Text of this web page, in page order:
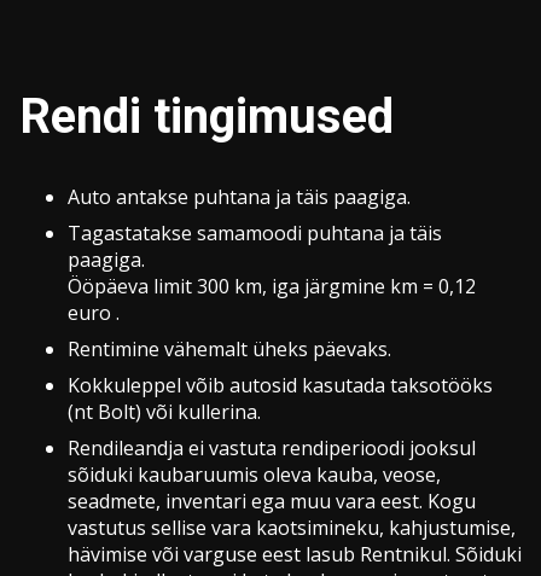
Rendi tingimused
Auto antakse puhtana ja täis paagiga.
Tagastatakse samamoodi puhtana ja täis
paagiga.
Ööpäeva limit 300 km, iga järgmine km = 0,12
euro .
Rentimine vähemalt üheks päevaks.
Kokkuleppel võib autosid kasutada taksotööks
(nt Bolt) või kullerina.
Rendileandja ei vastuta rendiperioodi jooksul
sõiduki kaubaruumis oleva kauba, veose,
seadmete, inventari ega muu vara eest. Kogu
vastutus sellise vara kaotsimineku, kahjustumise,
hävimise või varguse eest lasub Rentnikul. Sõiduki